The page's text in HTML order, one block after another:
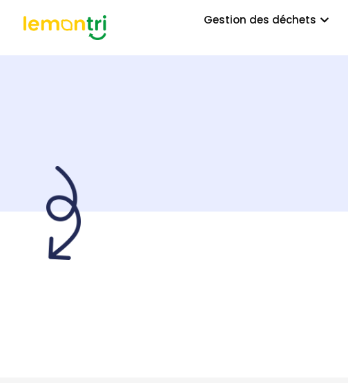
Gestion des déchets